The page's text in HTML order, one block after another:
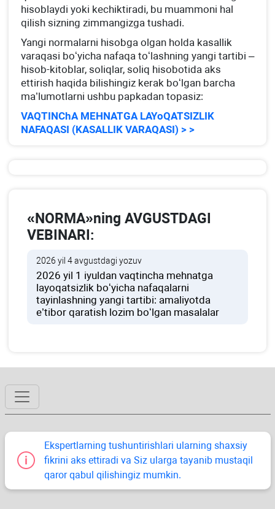
hisoblaydi yoki kechiktiradi, bu muammoni hal
qilish sizning zimmangizga tushadi.
Yangi normalarni hisobga olgan holda kasallik
varaqasi boʻyicha nafaqa toʻlashning yangi tartibi –
hisob-kitoblar, soliqlar, soliq hisobotida aks
ettirish haqida bilishingiz kerak boʻlgan barcha
ma’lumotlarni ushbu papkadan topasiz:
VAQTINChA MEHNATGA LAYoQATSIZLIK
NAFAQASI (KASALLIK VARAQASI) > >
«NORMA»ning AVGUSTDAGI
VEBINARI:
2026 yil 4 avgustdagi yozuv
2026 yil 1 iyuldan vaqtincha mehnatga
layoqatsizlik boʻyicha nafaqalarni
tayinlashning yangi tartibi: amaliyotda
e’tibor qaratish lozim boʻlgan masalalar
Ekspertlarning tushuntirishlari ularning shaхsiy
fikrini aks ettiradi va Siz ularga tayanib mustaqil
qaror qabul qilishingiz mumkin.